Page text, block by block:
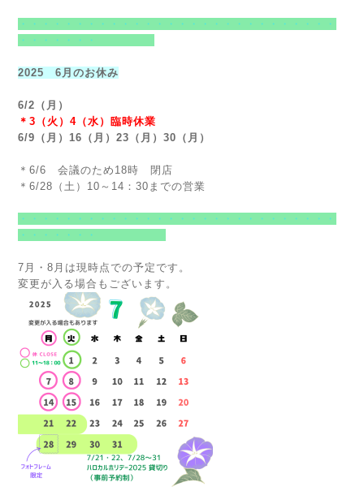
・・・・・・・・・・・・・・・・・・・・・・・・・・・・
・・・・・・・
2025 6月のお休み
6/2（月）
＊3（火）4（水）臨時休業
6/9（月）16（月）23（月）30（月）
＊6/6 会議のため18時 閉店
＊6/28（土）10～14：30までの営業
・・・・・・・・・・・・・・・・・・・・・・・・・・・・
・・・・・・・
7月・8月は現時点での予定です。
変更が入る場合もございます。